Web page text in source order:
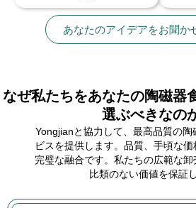
あなたのアイデアをお聞か
なぜ私たちをあなたの陶磁器
選ぶべきなの
Yongjianと協力して、最高品質の陶
ビスを提供します。品質、手頃な
完璧な融合です。私たちの広範な卸
比類のない価値を保証